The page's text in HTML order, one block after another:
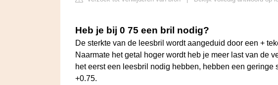
Heb je bij 0 75 een bril nodig?
De sterkte van de leesbril wordt aangeduid door een +
Naarmate het getal hoger wordt heb je meer last van de
het eerst een leesbril nodig hebben, hebben een geringe
+0.75.